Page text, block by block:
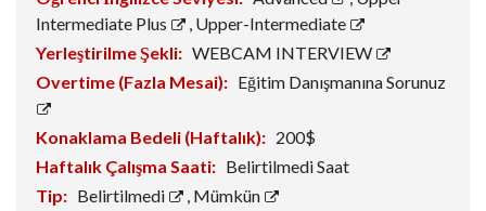
Intermediate Plus
, Upper-Intermediate
Yerleştirilme Şekli: WEBCAM INTERVIEW
Overtime (Fazla Mesai): Eğitim Danışmanına Sorunuz
Konaklama Bedeli (Haftalık): 200$
Haftalık Çalışma Saati: Belirtilmedi Saat
Tip: Belirtilmedi , Mümkün